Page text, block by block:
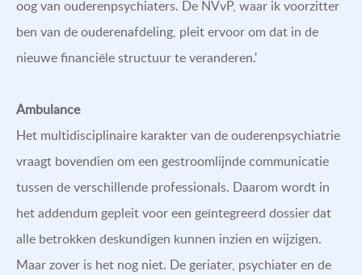
oog van ouderenpsychiaters. De NVvP, waar ik voorzitter
ben van de ouderenafdeling, pleit ervoor om dat in de
nieuwe financiële structuur te veranderen.'
Ambulance
Het multidisciplinaire karakter van de ouderenpsychiatrie
vraagt bovendien om een gestroomlijnde communicatie
tussen de verschillende professionals. Daarom wordt in
het addendum gepleit voor een geïntegreerd dossier dat
alle betrokken deskundigen kunnen inzien en wijzigen.
Maar zover is het nog niet. De geriater, psychiater en de